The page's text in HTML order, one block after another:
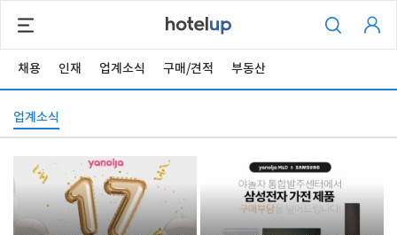
채용 인재 업계소식 구매/견적 부동산
업계소식